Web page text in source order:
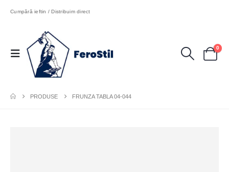
Cumpără ieftin / Distribuim direct
0
PRODUSE FRUNZA TABLA 04-044